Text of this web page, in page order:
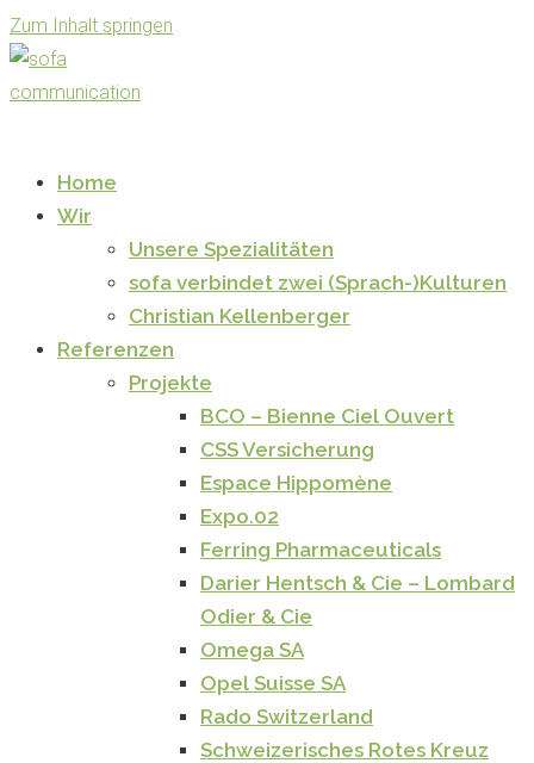
Zum Inhalt springen
Home
Wir
Unsere Spezialitäten
sofa verbindet zwei (Sprach-)Kulturen
Christian Kellenberger
Referenzen
Projekte
BCO – Bienne Ciel Ouvert
CSS Versicherung
Espace Hippomène
Expo.02
Ferring Pharmaceuticals
Darier Hentsch & Cie – Lombard
Odier & Cie
Omega SA
Opel Suisse SA
Rado Switzerland
Schweizerisches Rotes Kreuz